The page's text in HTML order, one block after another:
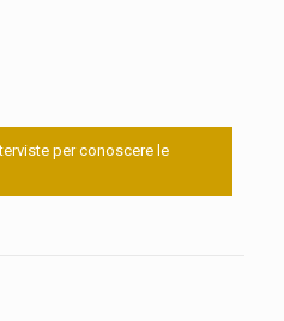
per conoscere le